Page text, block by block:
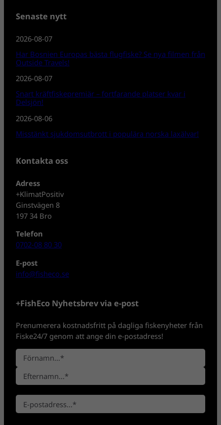
Senaste nytt
2026-08-07
Har Bosnien Europas bästa flugfiske? Se nya filmen från
Outside Travels!
2026-08-07
Snart kräftfiskepremiär – fortfarande platser kvar i
Delsjön!
2026-08-06
Misstänkt sjukdomsutbrott i populära norska laxälvar!
Kontakta oss
Adress
+KlimatPositiv
Ginstvägen 8
197 34 Bro
Telefon
0702-08 80 30
E-post
info@fisheco.se
+FishEco Nyhetsbrev via e-post
Prenumerera kostnadsfritt på dagliga fiskenyheter från
Fiske24/7 genom att ange din e-postadress!
N
a
n
*
F
ö
r
a
t
E
-